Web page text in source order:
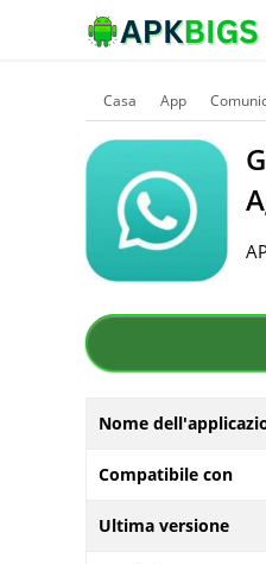
Casa App
Nome
Compatibile con
Ultima versione